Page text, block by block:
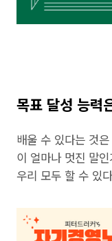
목표 달성 능력
배울 수 있다는 것
이 얼마나 멋진 말
우리 모두 할 수 있